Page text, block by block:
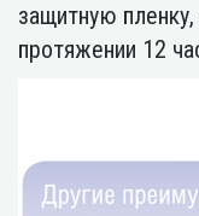
защитную
протяжении 12